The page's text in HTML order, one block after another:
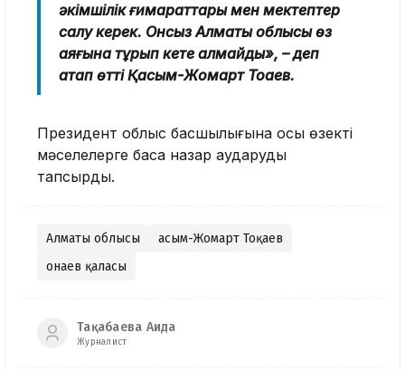
әкімшілік ғимараттары мен мектептер
салу керек. Онсыз Алматы облысы өз
аяғына тұрып кете алмайды», – деп
атап өтті Қасым-Жомарт Тоқаев.
Президент облыс басшылығына осы өзекті
мәселелерге баса назар аударуды
тапсырды.
Алматы облысы
Қасым-Жомарт Тоқаев
Қонаев қаласы
Тақабаева Аида
Журналист